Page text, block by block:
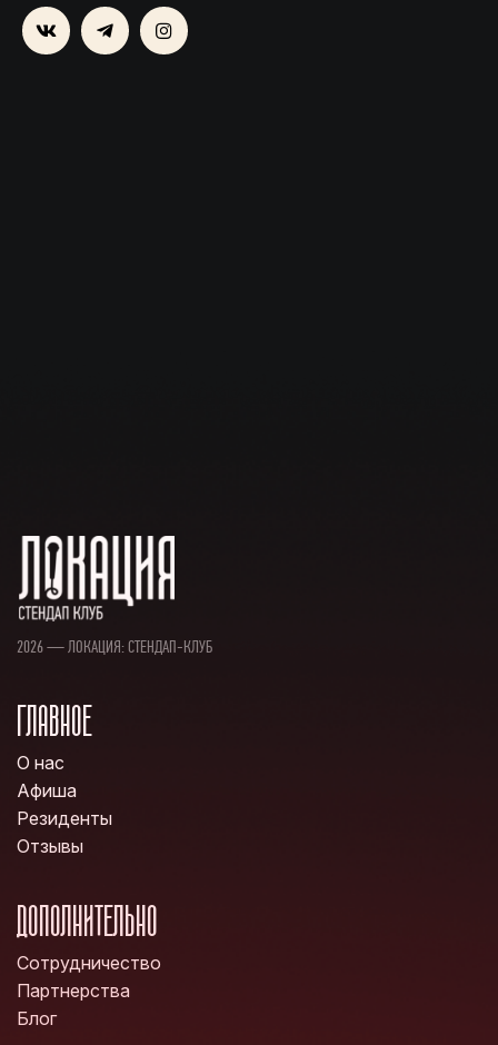
2026 — ЛОКАЦИЯ: СТЕНДАП-КЛУБ
ГЛАВНОЕ
О нас
Афиша
Резиденты
Отзывы
ДОПОЛНИТЕЛЬНО
Сотрудничество
Партнерства
Блог